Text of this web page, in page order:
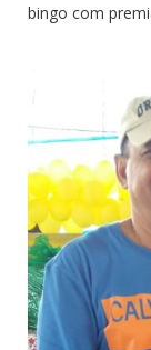
bingo com